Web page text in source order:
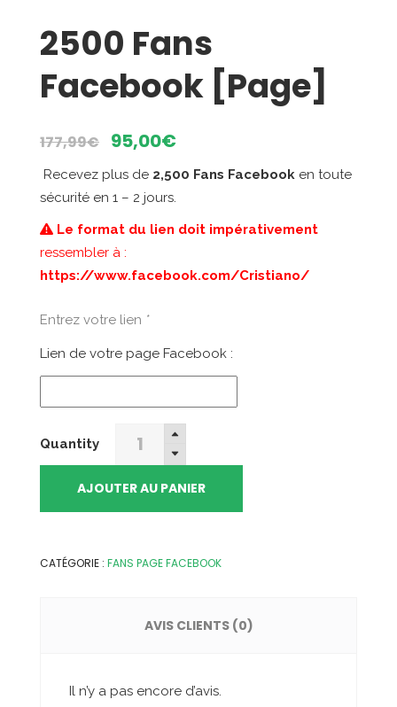
2500 Fans
Facebook [Page]
177,99€
Le
prix
initial
était :
177,99€.
95,00€
prix
actuel
95,00€.
Recevez plus de 2,500 Fans Facebook en toute
sécurité en 1 – 2 jours.
Le format du lien doit impérativement
ressembler à :
https://www.facebook.com/Cristiano/
Entrez votre lien *
Lien de votre page Facebook :
Quantity
2500
Facebook
AJOUTER AU PANIER
CATÉGORIE : FANS PAGE FACEBOOK
AVIS CLIENTS (0)
Il n’y a pas encore d’avis.